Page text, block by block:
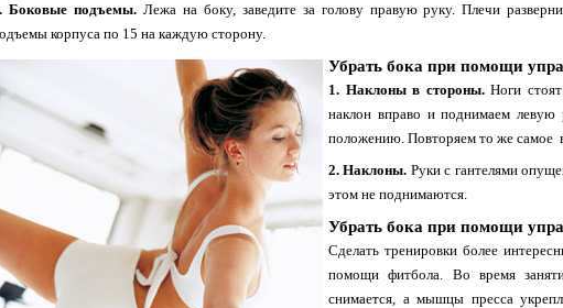
Боковые подъемы.Лежа на боку, заведите за голову правую руку. Плечи
корпуса по 15 на каждую сторону.
Убрать бока при помощи
1. Наклоны в стороны.Ноги
наклон вправо и поднимаем левую
положению. Повторяем то же самое
2. Наклоны. Руки с гантелями
этом не поднимаются.
Убрать бока при помощи
Сделать тренировки более
помощи фитбола. Во время
снимается, а мышцы пресса